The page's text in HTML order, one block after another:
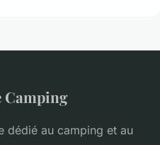
Camping
dédié au camping et au